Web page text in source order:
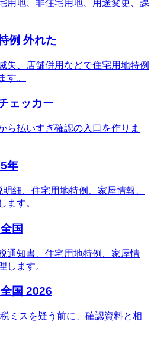
用地、非住宅用地、用途変更、課
例 外れた
失、店舗併用などで住宅用地特例
す。
ェッカー
ら払いすぎ確認の入口を作りま
年
細、住宅用地特例、家屋情報、
ます。
国
通知書、住宅用地特例、家屋情
します。
国 2026
ミスを疑う前に、確認資料と相